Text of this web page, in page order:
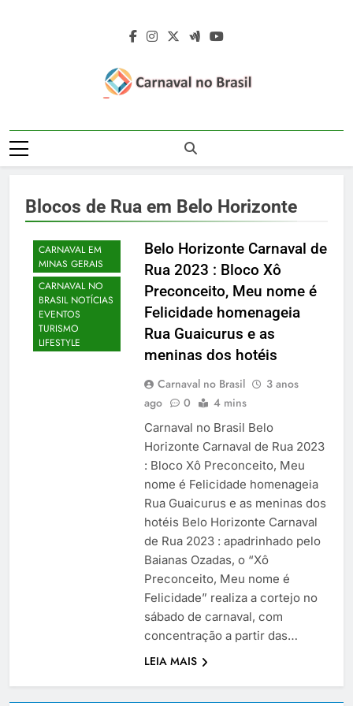
Carnaval No
Brasil 2027 –
2027 – Desfile
Das Escolas De
Samba
Rua 2027 – Desfile Das Escolas De
Samba – Fotos Carnaval 2026 – Blocos
Rainhas De Bateria – Famosos No
Carnaval
Blocos de Rua em Belo Horizonte
BELO
CARNAVAL DE
CARNAVAL EM
MINAS GERAIS
CARNAVAL NO
BRASIL NOTÍCIAS
EVENTOS
TURISMO
LIFESTYLE
Belo Horizonte Carnaval de
Rua 2023 : Bloco Xô
Preconceito, Meu nome é
Felicidade homenageia
Rua Guaicurus e as
meninas dos hotéis
Carnaval no Brasil
3 anos
ago
0 4 mins
Carnaval no Brasil Belo
Horizonte Carnaval de Rua 2023
: Bloco Xô Preconceito, Meu
nome é Felicidade homenageia
Rua Guaicurus e as meninas dos
hotéis Belo Horizonte Carnaval
de Rua 2023 : apadrinhado pelo
Baianas Ozadas, o “Xô
Preconceito, Meu nome é
Felicidade” realiza a cortejo no
sábado de carnaval, com
concentração a partir das…
LEIA MAIS